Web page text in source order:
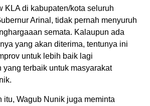
KLA di kabupaten/kota seluruh
Arinal, tidak pernah menyuruh
semata. Kalaupun ada
yang akan diterima, tentunya ini
untuk lebih baik lagi
yang terbaik untuk masyarakat
itu, Wagub Nunik juga meminta